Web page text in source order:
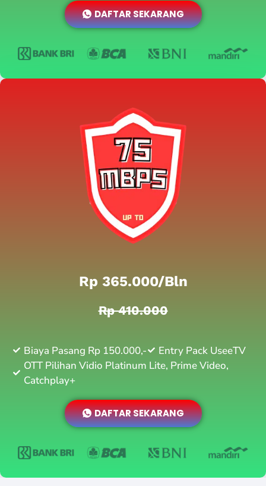
DAFTAR SEKARANG
Rp 365.000/bln
Rp 410.000
Biaya Pasang Rp 150.000,-
Entry Pack UseeTV
OTT Pilihan Vidio Platinum Lite, Prime Video,
Catchplay+
DAFTAR SEKARANG